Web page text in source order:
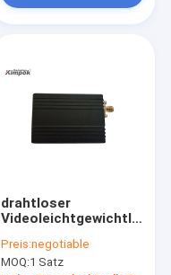
drahtloser
Videoleichtgewichtler
Digital übermittler-
420g
Preis:negotiable
MOQ:1 Satz